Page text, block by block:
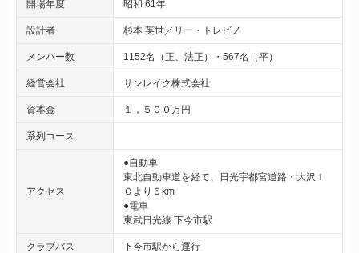
開場年度 昭和 61年
設計者 杉本 英世／リー・トレビノ
メンバー数 1152名（正、法正）・567名（平）
経営会社 サンレイク株式会社
資本金 １，５００万円
系列コース
アクセス
●自動車
東北自動車道を経て、日光宇都宮道路・大沢Ｉ
Ｃより５km
●電車
東武日光線 下今市駅
クラブバス 下今市駅から運行